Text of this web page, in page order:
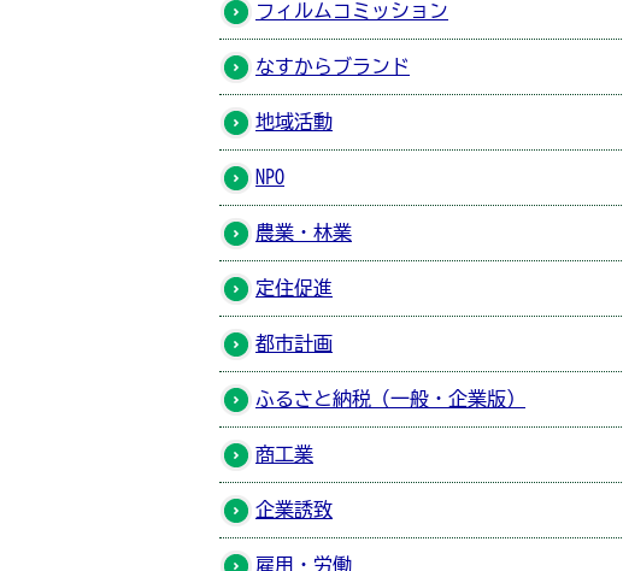
フィルムコミッション
なすからブランド
地域活動
NPO
農業・林業
定住促進
都市計画
ふるさと納税（一般・企業版）
商工業
企業誘致
雇用・労働